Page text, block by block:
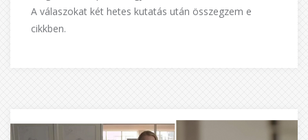
A válaszokat két hetes kutatás után összegzem e
cikkben.